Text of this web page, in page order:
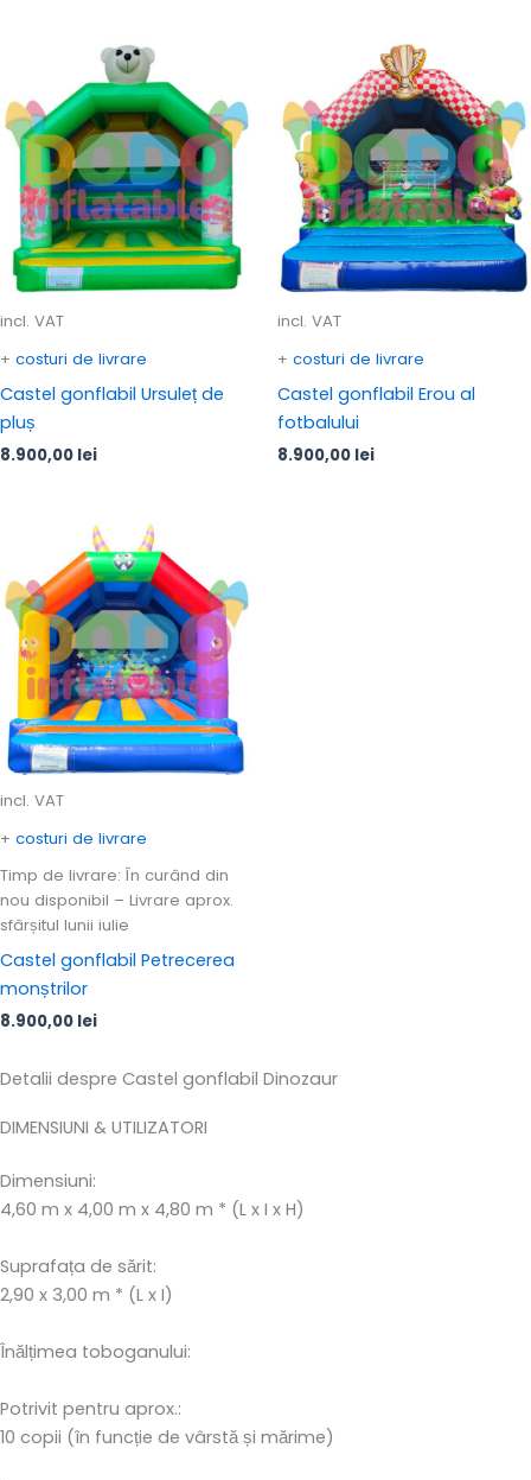
incl. VAT
+ costuri de livrare
Castel gonflabil Ursuleț de
pluș
8.900,00 lei
incl. VAT
+ costuri de livrare
Castel gonflabil Erou al
fotbalului
8.900,00 lei
incl. VAT
+ costuri de livrare
Timp de livrare: În curând din
nou disponibil – Livrare aprox.
sfârșitul lunii iulie
Castel gonflabil Petrecerea
monștrilor
8.900,00 lei
Detalii despre Castel gonflabil Dinozaur
DIMENSIUNI & UTILIZATORI
Dimensiuni:
4,60 m x 4,00 m x 4,80 m * (L x I x H)
Suprafața de sărit:
2,90 x 3,00 m * (L x I)
Înălțimea toboganului:
Potrivit pentru aprox.:
10 copii (în funcție de vârstă și mărime)